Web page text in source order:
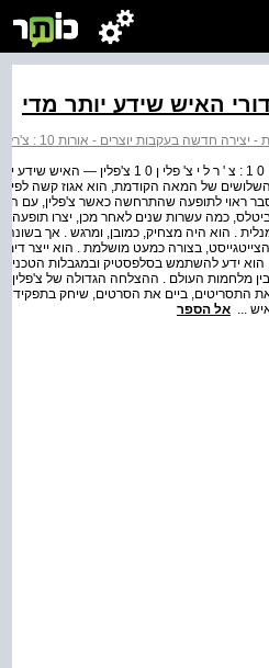
דורי האיש שידע יותר מדי
- יצירה חדשה בעקבות יוצרים - אורות 10 : צ'רלי צ'פלין
א ו ר ו ת ׀ 0 1 : צ ' ר ל י צ' פלי ן
של המאה הקודמת, הוא אגוז קשה
ראוי לתופעה שהתרחשה כאשר צ'פלין, עם
כמה עשרות שנים לאחר מכן, יצרו
. הוא היה מצחיק, כמובן, ומרגש . אך
בצורה כמעט מושלמת . הוא ייצר
הוא ידע להשתמש בסלפסטיק ובמגבלות
מלחמות העולם . ההצלחה הגדולה של
התסריטים, ביים את הסרטים, שיחק בתפקיד
... אל הספר